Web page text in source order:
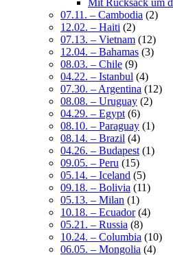
07.11. – Cambodia (2)
12.02. – Haiti (2)
07.13. – Vietnam (12)
12.04. – Bahamas (3)
08.03. – Chile (9)
04.22. – Istanbul (4)
07.30. – Argentina (12)
08.08. – Uruguay (2)
04.29. – Egypt (6)
08.10. – Paraguay (1)
08.14. – Brazil (4)
04.26. – Budapest (1)
09.05. – Peru (15)
05.14. – Iceland (5)
09.18. – Bolivia (11)
05.13. – Milan (1)
10.18. – Ecuador(4)
05.21. – Russia (8)
10.24. – Columbia (10)
06.05. – Mongolia (4)